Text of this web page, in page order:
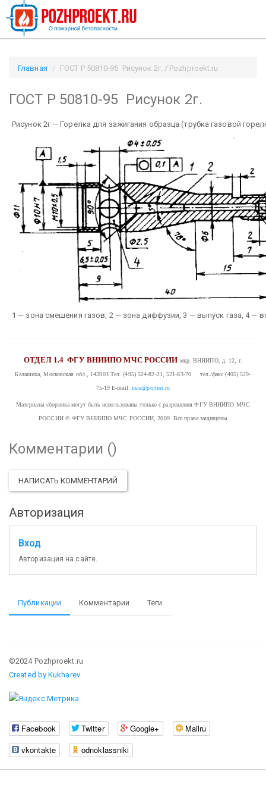
Главная ГОСТ Р 50810-95 Рисунок 2г. / Pozhproekt.ru
ГОСТ Р 50810-95 Рисунок 2г.
Рисунок 2г — Горелка для зажигания образца (трубка газовой
1 — зона смешения газов, 2 — зона диффузии, 3 — выпуск газа, 4 —
ОТДЕЛ 1.4ФГУ ВНИИПО МЧС РОССИИ мкр. ВНИИПО, д. 12, г.
Балашиха, Московская обл., 143903Тел. (495) 524-82-21, 521-83-70 тел./факс (495) 529-
75-19 E-mail: nsis@pojtest.ru
Материалы сборника могут быть использованы только с разрешения ФГУ ВНИИПО МЧС
РОССИИ© ФГУ ВНИИПО МЧС РОССИИ, 2009 Все права защищены
Комментарии ()
НАПИСАТЬ КОММЕНТАРИЙ
Авторизация
Вход
Авторизация на сайте.
Публикации Комментарии Теги
©2024 Pozhproekt.ru
Created by Kukharev
Facebook Twitter Google+
Mailru
vkontakte
odnoklassniki